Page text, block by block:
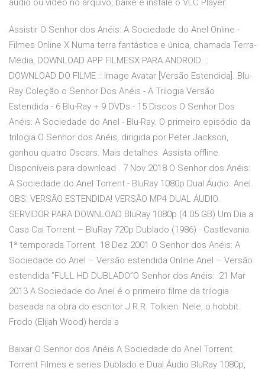
áudio ou vídeo no arquivo, baixe e instale o VLC Player.
Assistir O Senhor dos Anéis: A Sociedade do Anel Online -
Filmes Online X Numa terra fantástica e única, chamada Terra-
Média, DOWNLOAD APP FILMESX PARA ANDROID. ::
DOWNLOAD DO FILME :: Image Avatar [Versão Estendida]. Blu-
Ray Coleção o Senhor Dos Anéis - A Trilogia Versão
Estendida - 6 Blu-Ray + 9 DVDs - 15 Discos O Senhor Dos
Anéis: A Sociedade do Anel - Blu-Ray. O primeiro episódio da
trilogia O Senhor dos Anéis, dirigida por Peter Jackson,
ganhou quatro Oscars. Mais detalhes. Assista offline.
Disponíveis para download . 7 Nov 2018 O Senhor dos Anéis:
A Sociedade do Anel Torrent - BluRay 1080p Dual Áudio. Anel.
OBS: VERSÃO ESTENDIDA! VERSÃO MP4 DUAL ÁUDIO.
SERVIDOR PARA DOWNLOAD BluRay 1080p (4.05 GB) Um Dia a
Casa Cai Torrent – BluRay 720p Dublado (1986) · Castlevania
1ª temporada Torrent 18 Dez 2001 O Senhor dos Anéis: A
Sociedade do Anel – Versão estendida Online Anel – Versão
estendida ”FULL HD DUBLADO”O Senhor dos Anéis: 21 Mar
2013 A Sociedade do Anel é o primeiro filme da trilogia
baseada na obra do escritor J.R.R. Tolkien. Nele, o hobbit
Frodo (Elijah Wood) herda a
Baixar O Senhor dos Anéis A Sociedade do Anel Torrent
Torrent Filmes e series Dublado e Dual Áudio BluRay 1080p,